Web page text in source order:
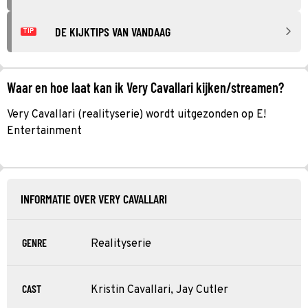
TIP DE KIJKTIPS VAN VANDAAG
Waar en hoe laat kan ik Very Cavallari kijken/streamen?
Very Cavallari (realityserie) wordt uitgezonden op E!
Entertainment
INFORMATIE OVER VERY CAVALLARI
GENRE Realityserie
CAST Kristin Cavallari, Jay Cutler